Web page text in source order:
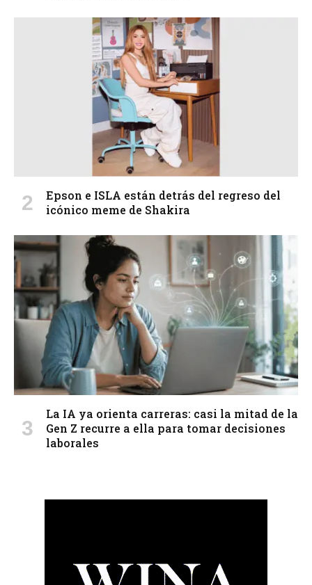
Epson e ISLA están detrás del regreso del
icónico meme de Shakira
La IA ya orienta carreras: casi la mitad de la
Gen Z recurre a ella para tomar decisiones
laborales